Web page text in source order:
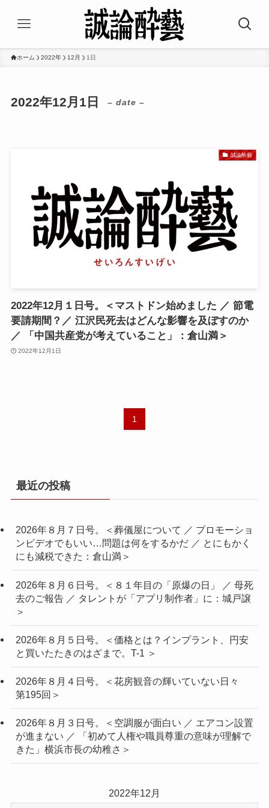
ホーム 2022年 12月 1日
2022年12月1日 – date –
誠論酔藝
2022年12月１日号。＜マストドン始めました ／ 節電
要請期間？／ 江沢民死去はどんな影響を及ぼすのか
／ 「中国共産党が考えていること」：倉山満＞
2022年12月1日
1
最近の投稿
2026年８月７日号。＜葬儀屋について ／ プロモーショ
ンビデオでもいい…問題は何をするかだ ／ とにもかく
にも減税できた：倉山満＞
2026年８月６日号。＜８１年目の「原爆の日」 ／ 母死
去のご報告 ／ タレントが「アプリ制作者」に：城戸譲
＞
2026年８月５日号。＜価格とは？インプラント、円安
と買いたたきのはざまで。T-1 ＞
2026年８月４日号。＜花房観音の輝いていない日々
第195回＞
2026年８月３日号。＜空調服が面白い ／ エアコン設置
が進まない ／ 「初めて人権や職員尊重の意味が理解で
きた」横浜市長の幼稚さ＞
2022年12月